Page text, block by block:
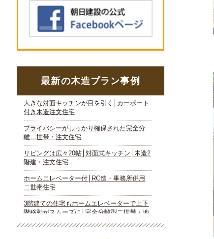
最新の木造プラン事例